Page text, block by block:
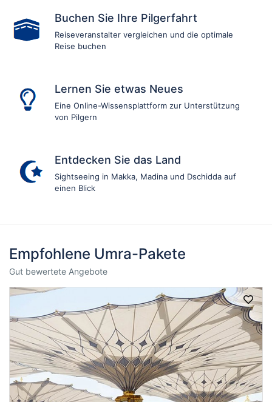
Buchen Sie Ihre Pilgerfahrt
Reiseveranstalter vergleichen und die optimale
Reise buchen
Lernen Sie etwas Neues
Eine Online-Wissensplattform zur Unterstützung
von Pilgern
Entdecken Sie das Land
Sightseeing in Makka, Madina und Dschidda auf
einen Blick
Empfohlene Umra-Pakete
Gut bewertete Angebote